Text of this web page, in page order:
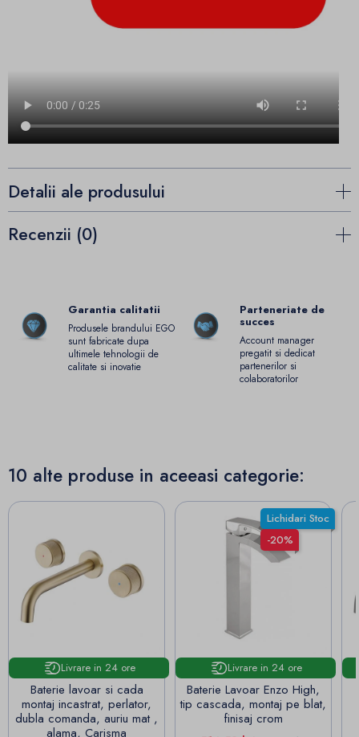
Detalii ale produsului
Recenzii (0)
Garantia calitatii
Produsele brandului EGO
sunt fabricate dupa
ultimele tehnologii de
calitate si inovatie
Parteneriate de
succes
Account manager
pregatit si dedicat
partenerilor si
colaboratorilor
10 alte produse in aceeasi categorie:
Livrare in 24 ore
Baterie lavoar si cada
montaj incastrat, perlator,
dubla comanda, auriu mat ,
alama, Carisma
Lichidari Stoc
-20%
Livrare in 24 ore
Baterie Lavoar Enzo High,
tip cascada, montaj pe blat,
finisaj crom